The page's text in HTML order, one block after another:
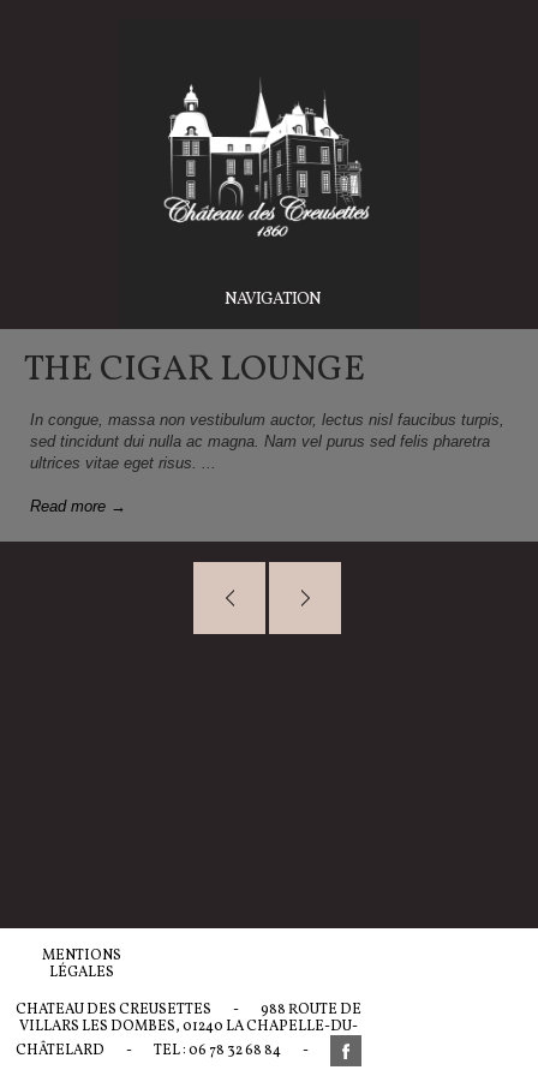
NAVIGATION
THE CIGAR LOUNGE
In congue, massa non vestibulum auctor, lectus nisl faucibus turpis,
sed tincidunt dui nulla ac magna. Nam vel purus sed felis pharetra
ultrices vitae eget risus. ...
Read more →
MENTIONS
LÉGALES
CHATEAU DES CREUSETTES -
988 ROUTE DE
VILLARS LES DOMBES, 01240 LA CHAPELLE-DU-
CHÂTELARD
- TEL : 06 78 32 68 84 -